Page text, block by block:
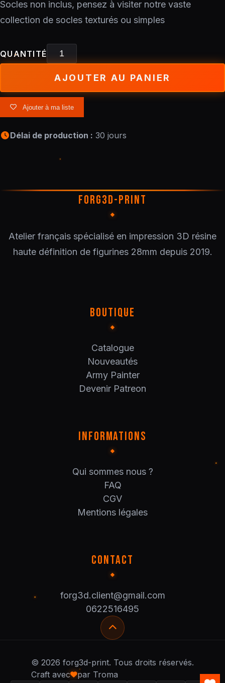
Socles non inclus, pensez à visiter notre vaste
collection de socles texturés ou simples
QUANTITÉ
AJOUTER AU PANIER
Ajouter à ma liste
Délai de production : 30 jours
FORG3D-PRINT
Atelier français spécialisé en impression 3D résine
haute définition de figurines 28mm depuis 2019.
BOUTIQUE
Catalogue
Nouveautés
Army Painter
Devenir Patreon
INFORMATIONS
Qui sommes nous ?
FAQ
CGV
Mentions légales
CONTACT
forg3d.client@gmail.com
0622516495
© 2026 forg3d-print. Tous droits réservés.
Craft avec
par Troma